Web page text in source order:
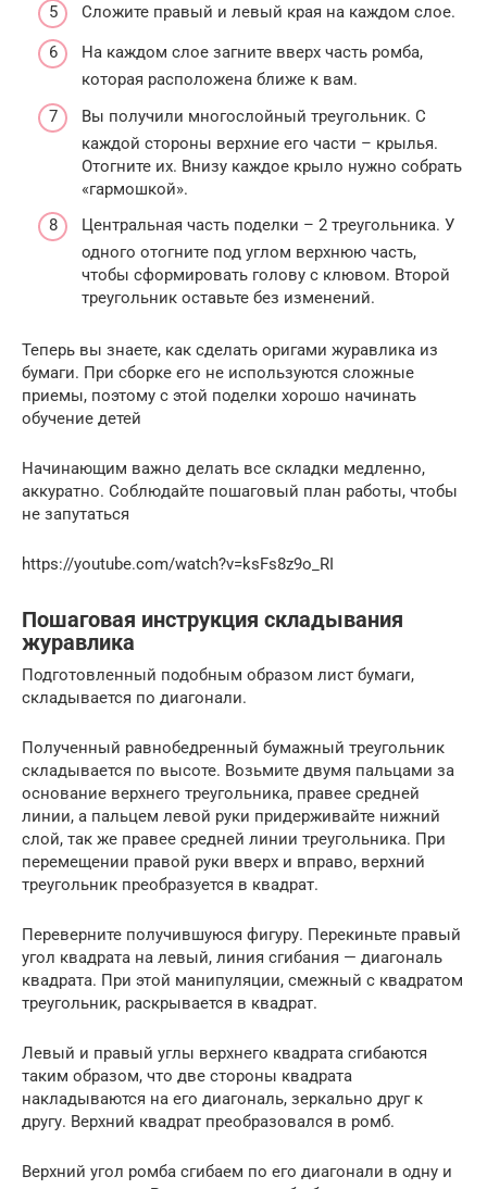
Сложите правый и левый края на каждом слое.
На каждом слое загните вверх часть ромба,
которая расположена ближе к вам.
Вы получили многослойный треугольник. С
каждой стороны верхние его части – крылья.
Отогните их. Внизу каждое крыло нужно собрать
«гармошкой».
Центральная часть поделки – 2 треугольника. У
одного отогните под углом верхнюю часть,
чтобы сформировать голову с клювом. Второй
треугольник оставьте без изменений.
Теперь вы знаете, как сделать оригами журавлика из
бумаги. При сборке его не используются сложные
приемы, поэтому с этой поделки хорошо начинать
обучение детей
Начинающим важно делать все складки медленно,
аккуратно. Соблюдайте пошаговый план работы, чтобы
не запутаться
https://youtube.com/watch?v=ksFs8z9o_RI
Пошаговая инструкция складывания
журавлика
Подготовленный подобным образом лист бумаги,
складывается по диагонали.
Полученный равнобедренный бумажный треугольник
складывается по высоте. Возьмите двумя пальцами за
основание верхнего треугольника, правее средней
линии, а пальцем левой руки придерживайте нижний
слой, так же правее средней линии треугольника. При
перемещении правой руки вверх и вправо, верхний
треугольник преобразуется в квадрат.
Переверните получившуюся фигуру. Перекиньте правый
угол квадрата на левый, линия сгибания — диагональ
квадрата. При этой манипуляции, смежный с квадратом
треугольник, раскрывается в квадрат.
Левый и правый углы верхнего квадрата сгибаются
таким образом, что две стороны квадрата
накладываются на его диагональ, зеркально друг к
другу. Верхний квадрат преобразовался в ромб.
Верхний угол ромба сгибаем по его диагонали в одну и